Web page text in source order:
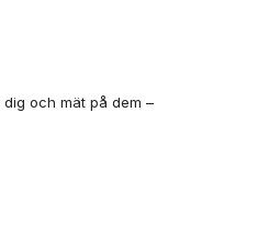
och mät på dem –